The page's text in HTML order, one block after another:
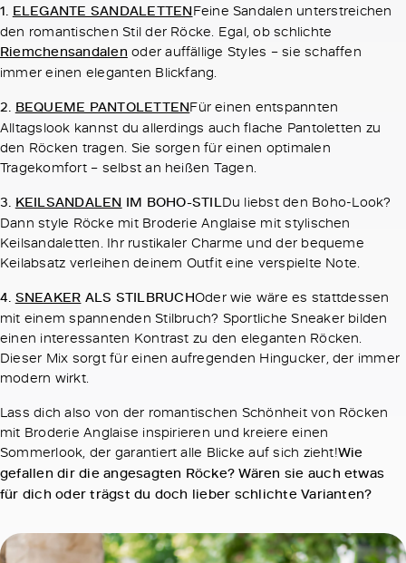
1. ELEGANTE SANDALETTENFeine Sandalen unterstreichen
den romantischen Stil der Röcke. Egal, ob schlichte
Riemchensandalen oder auffällige Styles – sie schaffen
immer einen eleganten Blickfang.
2. BEQUEME PANTOLETTENFür einen entspannten
Alltagslook kannst du allerdings auch flache Pantoletten zu
den Röcken tragen. Sie sorgen für einen optimalen
Tragekomfort – selbst an heißen Tagen.
3. KEILSANDALEN IM BOHO-STILDu liebst den Boho-Look?
Dann style Röcke mit Broderie Anglaise mit stylischen
Keilsandaletten. Ihr rustikaler Charme und der bequeme
Keilabsatz verleihen deinem Outfit eine verspielte Note.
4. SNEAKER ALS STILBRUCHOder wie wäre es stattdessen
mit einem spannenden Stilbruch? Sportliche Sneaker bilden
einen interessanten Kontrast zu den eleganten Röcken.
Dieser Mix sorgt für einen aufregenden Hingucker, der immer
modern wirkt.
Lass dich also von der romantischen Schönheit von Röcken
mit Broderie Anglaise inspirieren und kreiere einen
Sommerlook, der garantiert alle Blicke auf sich zieht!Wie
gefallen dir die angesagten Röcke? Wären sie auch etwas
für dich oder trägst du doch lieber schlichte Varianten?